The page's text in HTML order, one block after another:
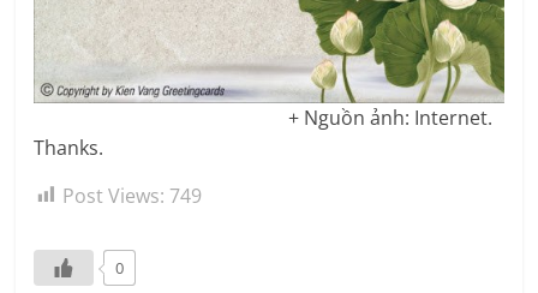
+ Nguồn ảnh: Internet.
Thanks.
Post Views: 749
0